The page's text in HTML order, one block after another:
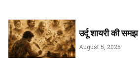
उर्दू शायरी की समझ
August 5, 2026